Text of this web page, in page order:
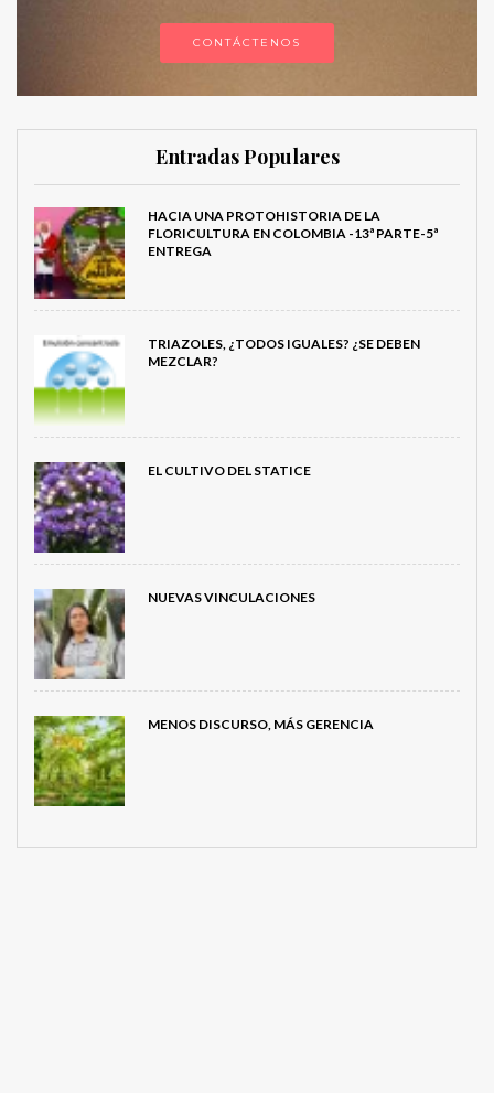
CONTÁCTENOS
Entradas Populares
HACIA UNA PROTOHISTORIA DE LA
FLORICULTURA EN COLOMBIA -13ª PARTE-5ª
ENTREGA
TRIAZOLES, ¿TODOS IGUALES? ¿SE DEBEN
MEZCLAR?
EL CULTIVO DEL STATICE
NUEVAS VINCULACIONES
MENOS DISCURSO, MÁS GERENCIA